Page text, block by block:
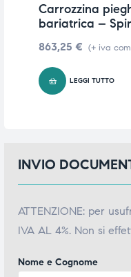
Carrozzina
bariatrica –
863,25 € (+ iva
LEGGI TUTTO
INVIO
ATTENZIONE: per
IVA AL 4%. Non si
Nome e Cognome